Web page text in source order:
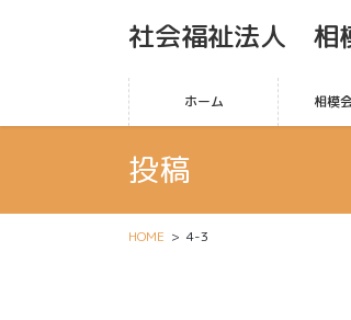
社会福祉法人 相
ホーム 相模
投稿
HOME 4-3